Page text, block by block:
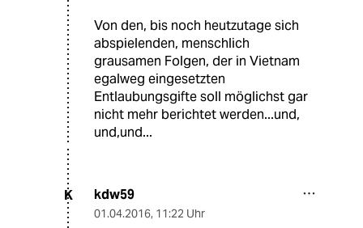
Von den, bis noch heutzutage sich
abspielenden, menschlich
grausamen Folgen, der in Vietnam
egalweg eingesetzten
Entlaubungsgifte soll möglichst gar
nicht mehr berichtet werden...und,
und,und...
K kdw59
01.04.2016, 11:22 Uhr